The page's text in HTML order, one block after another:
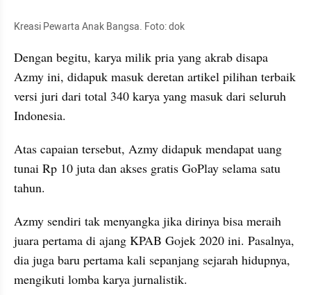
Kreasi Pewarta Anak Bangsa. Foto: dok
Dengan begitu, karya milik pria yang akrab disapa
Azmy ini, didapuk masuk deretan artikel pilihan terbaik
versi juri dari total 340 karya yang masuk dari seluruh
Indonesia.
Atas capaian tersebut, Azmy didapuk mendapat uang
tunai Rp 10 juta dan akses gratis GoPlay selama satu
tahun.
Azmy sendiri tak menyangka jika dirinya bisa meraih
juara pertama di ajang KPAB Gojek 2020 ini. Pasalnya,
dia juga baru pertama kali sepanjang sejarah hidupnya,
mengikuti lomba karya jurnalistik.